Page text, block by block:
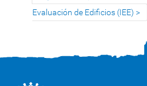
Evaluación de Edificios (IEE)